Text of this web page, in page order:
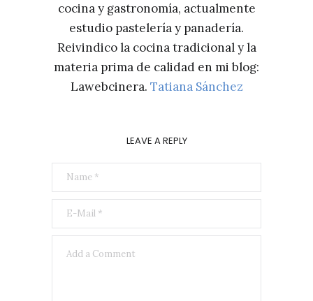
cocina y gastronomía, actualmente
estudio pastelería y panadería.
Reivindico la cocina tradicional y la
materia prima de calidad en mi blog:
Lawebcinera. Tatiana Sánchez
LEAVE A REPLY